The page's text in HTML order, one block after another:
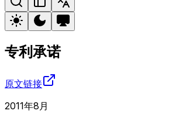
专利承诺
原文链接
2011年8月